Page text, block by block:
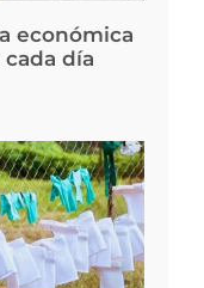
económica
día